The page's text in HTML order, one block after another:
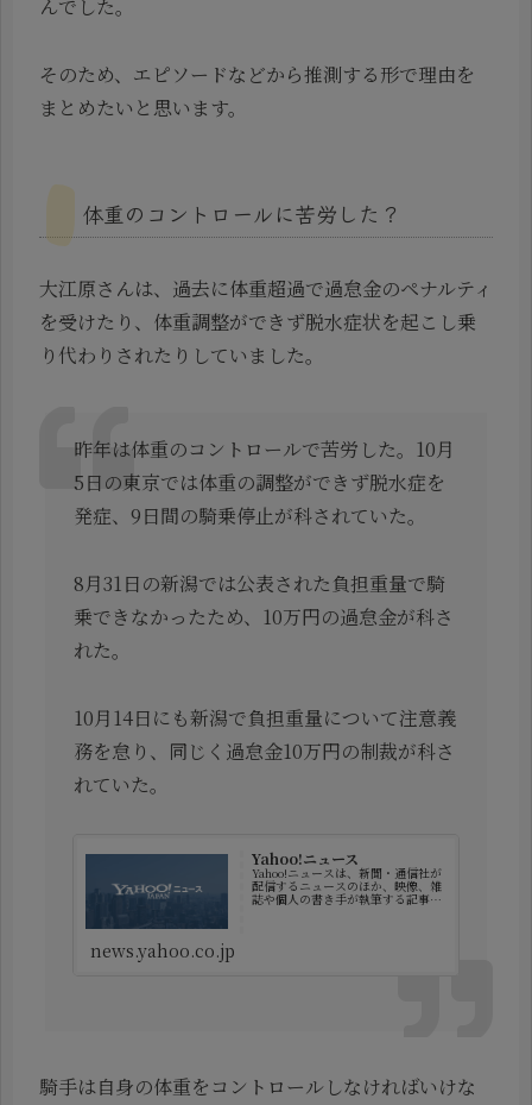
んでした。
そのため、エピソードなどから推測する形で理由を
まとめたいと思います。
体重のコントロールに苦労した？
大江原さんは、過去に体重超過で過怠金のペナルティ
を受けたり、体重調整ができず脱水症状を起こし乗
り代わりされたりしていました。
昨年は体重のコントロールで苦労した。10月
5日の東京では体重の調整ができず脱水症を
発症、9日間の騎乗停止が科されていた。
8月31日の新潟では公表された負担重量で騎
乗できなかったため、10万円の過怠金が科さ
れた。
10月14日にも新潟で負担重量について注意義
務を怠り、同じく過怠金10万円の制裁が科さ
れていた。
Yahoo!ニュース
Yahoo!ニュースは、新聞・通信社が
配信するニュースのほか、映像、雑
誌や個人の書き手が執筆する記事な
news.yahoo.co.jp
騎手は自身の体重をコントロールしなければいけな